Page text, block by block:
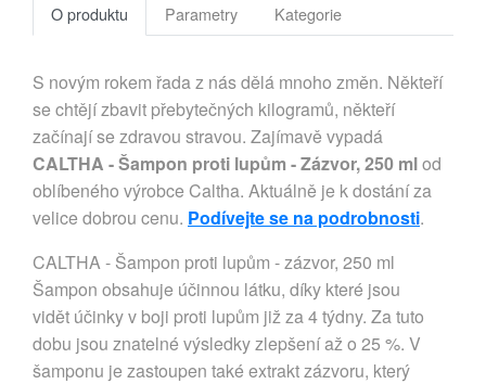
O produktu Parametry Kategorie
S novým rokem řada z nás dělá mnoho změn. Někteří
se chtějí zbavit přebytečných kilogramů, někteří
začínají se zdravou stravou. Zajímavě vypadá
CALTHA - Šampon proti lupům - Zázvor, 250 mlod
oblíbeného výrobce Caltha. Aktuálně je k dostání za
velice dobrou cenu. Podívejte se na podrobnosti.
CALTHA - Šampon proti lupům - zázvor, 250 ml
Šampon obsahuje účinnou látku, díky které jsou
vidět účinky v boji proti lupům již za 4 týdny. Za tuto
dobu jsou znatelné výsledky zlepšení až o 25 %. V
šamponu je zastoupen také extrakt zázvoru, který